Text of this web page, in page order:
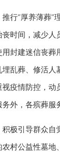
“厚养薄葬”
时间，减少
封建迷信丧
乱葬、修活人
疫情防控，
外，各殡葬服
引导群众自
村公益性墓